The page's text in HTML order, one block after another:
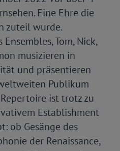
Eine Ehre die
zuteil wurde.
Tom, Nick,
musizieren in
und präsentieren
Publikum
ist trotz zu
Establishment
ob Gesänge des
der Renaissance,